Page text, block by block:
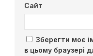
Сайт
Зберегти моє
в цьому браузері